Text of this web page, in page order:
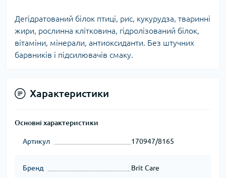
Дегідратований білок птиці, рис, кукурудза, тваринні
жири, рослинна клітковина, гідролізований білок,
вітаміни, мінерали, антиоксиданти. Без штучних
барвників і підсилювачів смаку.
Характеристики
Основні характеристики
Артикул 170947/8165
Бренд Brit Care